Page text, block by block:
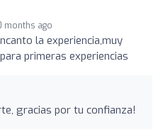
months ago
la experiencia,muy
primeras experiencias
gracias por tu confianza!